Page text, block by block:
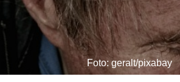
Foto: geralt/pixabay